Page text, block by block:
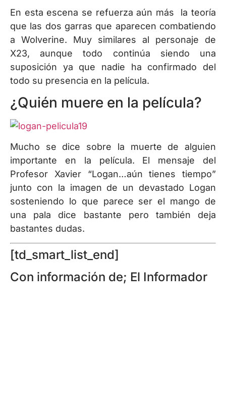
En esta escena se refuerza aún más la teoría
que las dos garras que aparecen combatiendo
a Wolverine. Muy similares al personaje de
X23, aunque todo continúa siendo una
suposición ya que nadie ha confirmado del
todo su presencia en la película.
¿Quién muere en la película?
Mucho se dice sobre la muerte de alguien
importante en la película. El mensaje del
Profesor Xavier “Logan…aún tienes tiempo”
junto con la imagen de un devastado Logan
sosteniendo lo que parece ser el mango de
una pala dice bastante pero también deja
bastantes dudas.
[td_smart_list_end]
Con información de; El Informador